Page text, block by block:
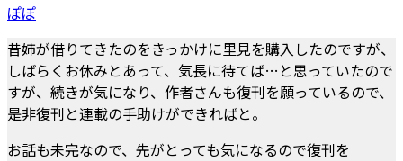
ぽぽ
昔姉が借りてきたのをきっかけに里見を購入したのですが、
しばらくお休みとあって、気長に待てば…と思っていたので
すが、続きが気になり、作者さんも復刊を願っているので、
是非復刊と連載の手助けができればと。
お話も未完なので、先がとっても気になるので復刊を